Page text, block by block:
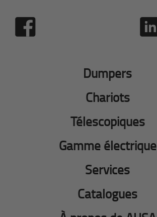
Dumpers
Chariots
Télescopiques
Gamme électrique
Services
Catalogues